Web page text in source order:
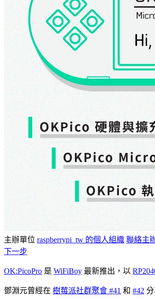
主辦單位 raspberrypi_tw 的個人組織 聯絡主
下一步
OK:PicoPro 是 WiFiBoy 最新推出，以
鄧淵元曾經在 樹莓派社群聚會 #41 和 #42